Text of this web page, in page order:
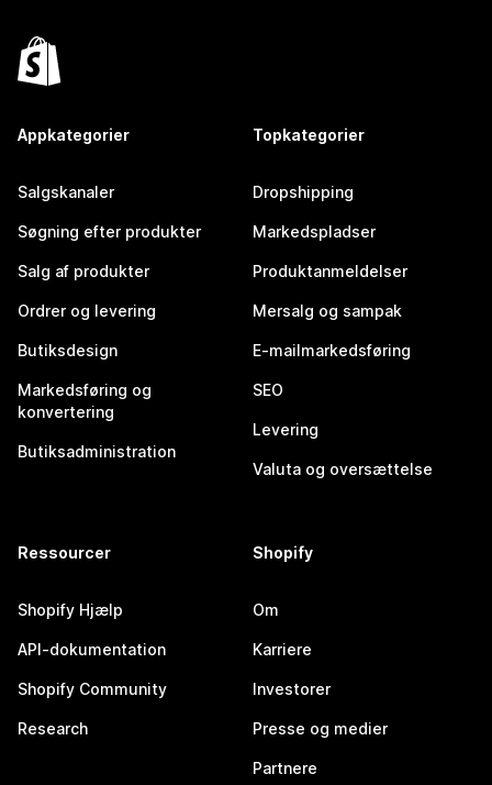
Appkategorier
Salgskanaler
Søgning efter produkter
Salg af produkter
Ordrer og levering
Butiksdesign
Markedsføring og
konvertering
Butiksadministration
Topkategorier
Dropshipping
Markedspladser
Produktanmeldelser
Mersalg og sampak
E-mailmarkedsføring
SEO
Levering
Valuta og oversættelse
Ressourcer
Shopify Hjælp
API-dokumentation
Shopify Community
Research
Shopify
Om
Karriere
Investorer
Presse og medier
Partnere